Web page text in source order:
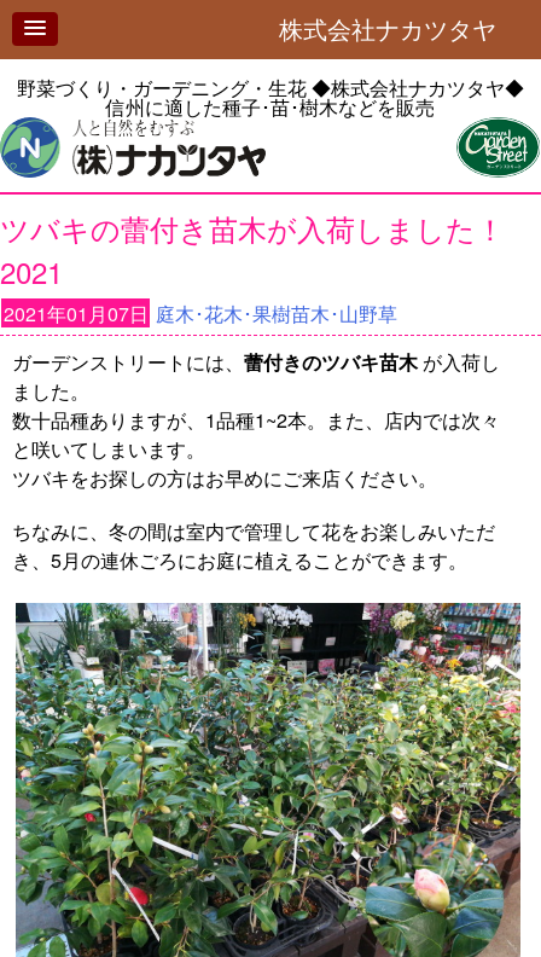
株式会社ナカツタヤ
野菜づくり・ガーデニング・生花◆株式会社ナカツタヤ◆
信州に適した種子･苗･樹木などを販売
ツバキの蕾付き苗木が入荷しました！
2021
2021年01月07日 庭木･花木･果樹苗木･山野草
ガーデンストリートには、 蕾付きのツバキ苗木が入荷し
ました。
数十品種ありますが、1品種1~2本。また、店内では次々
と咲いてしまいます。
ツバキをお探しの方はお早めにご来店ください。
ちなみに、冬の間は室内で管理して花をお楽しみいただ
き、5月の連休ごろにお庭に植えることができます。